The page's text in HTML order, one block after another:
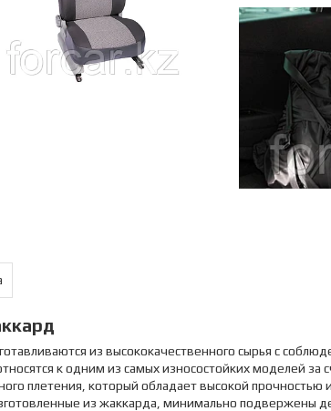
из высококачественного сырья с
к одним из самых износостойких моделей за
плетения, который обладает высокой прочностью
из жаккарда, минимально подвержены